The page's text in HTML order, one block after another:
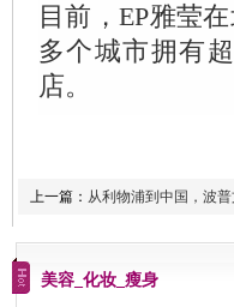
目前，EP雅莹
多个城市拥有
店。
上一篇： 从利物浦到中国，波
美容_化妆_瘦身